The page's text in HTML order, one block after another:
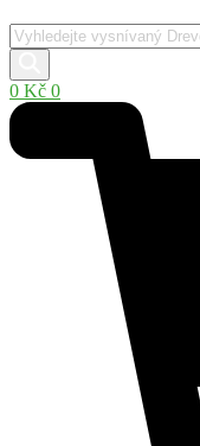
Products
search
0 Kč 0